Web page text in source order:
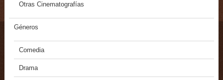
Otras Cinematografías
Géneros
Comedia
Drama